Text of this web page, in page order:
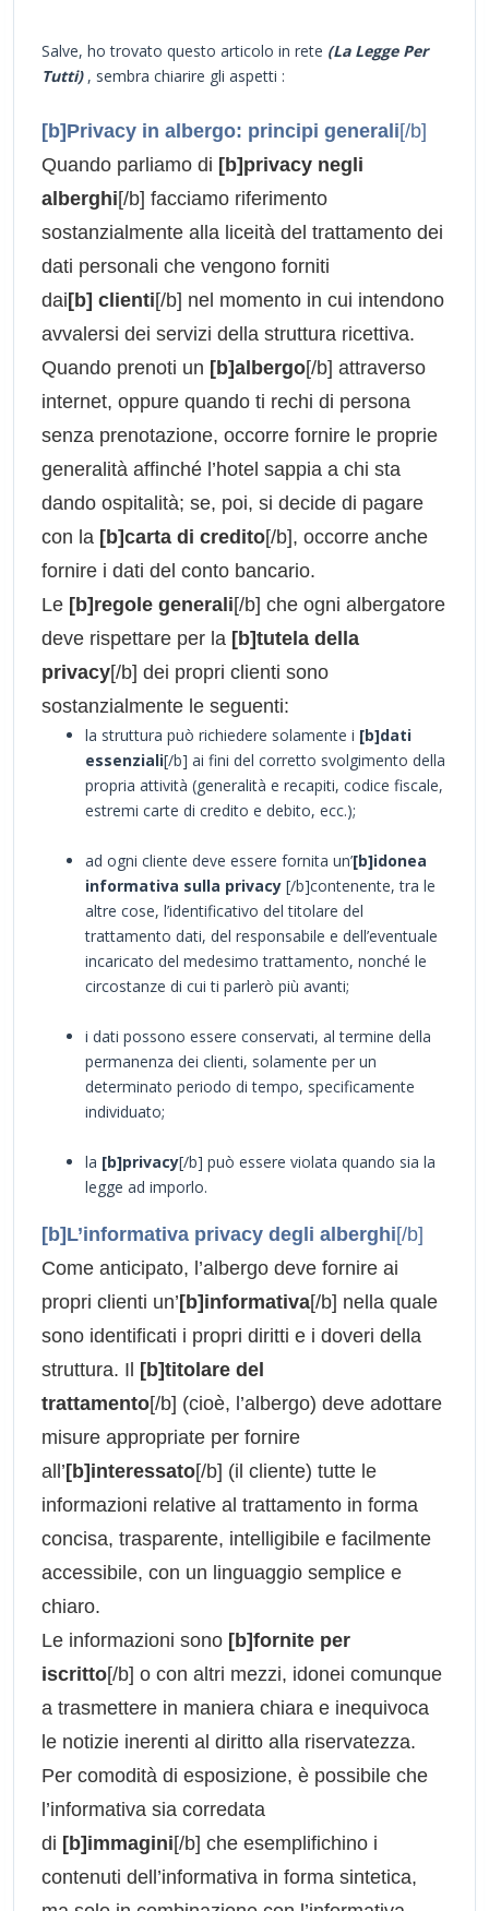
Salve, ho trovato questo articolo in rete (La Legge Per
Tutti), sembra chiarire gli aspetti :
[b]Privacy in albergo: principi generali[/b]
Quando parliamo di [b]privacy negli
alberghi[/b] facciamo riferimento
sostanzialmente alla liceità del trattamento dei
dati personali che vengono forniti
dai[b] clienti[/b] nel momento in cui intendono
avvalersi dei servizi della struttura ricettiva.
Quando prenoti un [b]albergo[/b] attraverso
internet, oppure quando ti rechi di persona
senza prenotazione, occorre fornire le proprie
generalità affinché l’hotel sappia a chi sta
dando ospitalità; se, poi, si decide di pagare
con la [b]carta di credito[/b], occorre anche
fornire i dati del conto bancario.
Le [b]regole generali[/b] che ogni albergatore
deve rispettare per la [b]tutela della
privacy[/b] dei propri clienti sono
sostanzialmente le seguenti:
la struttura può richiedere solamente i [b]dati
essenziali[/b] ai fini del corretto svolgimento della
propria attività (generalità e recapiti, codice fiscale,
estremi carte di credito e debito, ecc.);
ad ogni cliente deve essere fornita un’[b]idonea
informativa sulla privacy [/b]contenente, tra le
altre cose, l’identificativo del titolare del
trattamento dati, del responsabile e dell’eventuale
incaricato del medesimo trattamento, nonché le
circostanze di cui ti parlerò più avanti;
i dati possono essere conservati, al termine della
permanenza dei clienti, solamente per un
determinato periodo di tempo, specificamente
individuato;
la [b]privacy[/b] può essere violata quando sia la
legge ad imporlo.
[b]L’informativa privacy degli alberghi[/b]
Come anticipato, l’albergo deve fornire ai
propri clienti un’[b]informativa[/b] nella quale
sono identificati i propri diritti e i doveri della
struttura. Il [b]titolare del
trattamento[/b] (cioè, l’albergo) deve adottare
misure appropriate per fornire
all’[b]interessato[/b] (il cliente) tutte le
informazioni relative al trattamento in forma
concisa, trasparente, intelligibile e facilmente
accessibile, con un linguaggio semplice e
chiaro.
Le informazioni sono [b]fornite per
iscritto[/b] o con altri mezzi, idonei comunque
a trasmettere in maniera chiara e inequivoca
le notizie inerenti al diritto alla riservatezza.
Per comodità di esposizione, è possibile che
l’informativa sia corredata
di [b]immagini[/b] che esemplifichino i
contenuti dell’informativa in forma sintetica,